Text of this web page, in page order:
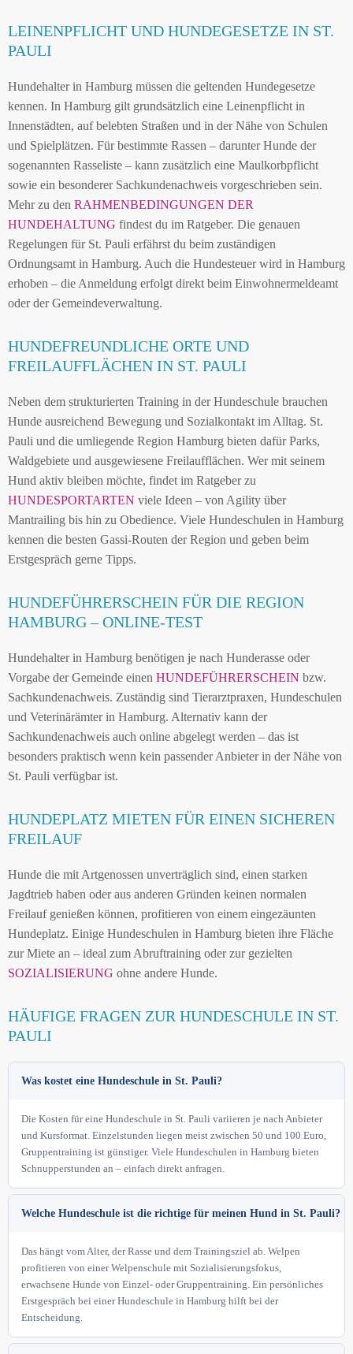
LEINENPFLICHT UND HUNDEGESETZE IN ST.
PAULI
Hundehalter in Hamburg müssen die geltenden Hundegesetze
kennen. In Hamburg gilt grundsätzlich eine Leinenpflicht in
Innenstädten, auf belebten Straßen und in der Nähe von Schulen
und Spielplätzen. Für bestimmte Rassen – darunter Hunde der
sogenannten Rasseliste – kann zusätzlich eine Maulkorbpflicht
sowie ein besonderer Sachkundenachweis vorgeschrieben sein.
Mehr zu den RAHMENBEDINGUNGEN DER
HUNDEHALTUNG findest du im Ratgeber. Die genauen
Regelungen für St. Pauli erfährst du beim zuständigen
Ordnungsamt in Hamburg. Auch die Hundesteuer wird in Hamburg
erhoben – die Anmeldung erfolgt direkt beim Einwohnermeldeamt
oder der Gemeindeverwaltung.
HUNDEFREUNDLICHE ORTE UND
FREILAUFFLÄCHEN IN ST. PAULI
Neben dem strukturierten Training in der Hundeschule brauchen
Hunde ausreichend Bewegung und Sozialkontakt im Alltag. St.
Pauli und die umliegende Region Hamburg bieten dafür Parks,
Waldgebiete und ausgewiesene Freilaufflächen. Wer mit seinem
Hund aktiv bleiben möchte, findet im Ratgeber zu
HUNDESPORTARTEN viele Ideen – von Agility über
Mantrailing bis hin zu Obedience. Viele Hundeschulen in Hamburg
kennen die besten Gassi-Routen der Region und geben beim
Erstgespräch gerne Tipps.
HUNDEFÜHRERSCHEIN FÜR DIE REGION
HAMBURG – ONLINE-TEST
Hundehalter in Hamburg benötigen je nach Hunderasse oder
Vorgabe der Gemeinde einen HUNDEFÜHRERSCHEIN bzw.
Sachkundenachweis. Zuständig sind Tierarztpraxen, Hundeschulen
und Veterinärämter in Hamburg. Alternativ kann der
Sachkundenachweis auch online abgelegt werden – das ist
besonders praktisch wenn kein passender Anbieter in der Nähe von
St. Pauli verfügbar ist.
HUNDEPLATZ MIETEN FÜR EINEN SICHEREN
FREILAUF
Hunde die mit Artgenossen unverträglich sind, einen starken
Jagdtrieb haben oder aus anderen Gründen keinen normalen
Freilauf genießen können, profitieren von einem eingezäunten
Hundeplatz. Einige Hundeschulen in Hamburg bieten ihre Fläche
zur Miete an – ideal zum Abruftraining oder zur gezielten
SOZIALISIERUNG ohne andere Hunde.
HÄUFIGE FRAGEN ZUR HUNDESCHULE IN ST.
PAULI
Was kostet eine Hundeschule in St. Pauli?
Die Kosten für eine Hundeschule in St. Pauli variieren je nach Anbieter
und Kursformat. Einzelstunden liegen meist zwischen 50 und 100 Euro,
Gruppentraining ist günstiger. Viele Hundeschulen in Hamburg bieten
Schnupperstunden an – einfach direkt anfragen.
Welche Hundeschule ist die richtige für meinen Hund in St. Pauli?
Das hängt vom Alter, der Rasse und dem Trainingsziel ab. Welpen
profitieren von einer Welpenschule mit Sozialisierungsfokus,
erwachsene Hunde von Einzel- oder Gruppentraining. Ein persönliches
Erstgespräch bei einer Hundeschule in Hamburg hilft bei der
Entscheidung.